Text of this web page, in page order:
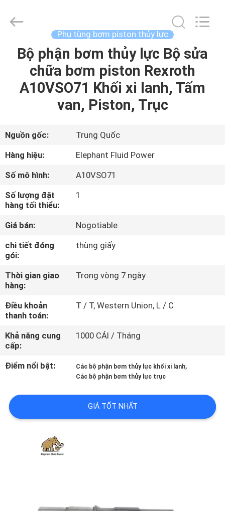
TRANG
PHẨM
VỀ
TÔI
QUAN
NHÀ
MÁY
KIỂM
SOÁT
CHẤT
LƯỢNG
LIÊN
HỆ
CHÚNG
Elephant
Reserved.
Phụ tùng bơm piston thủy lực
Bộ phận bơm thủy lực Bộ sửa
chữa bơm piston Rexroth
A10VSO71 Khối xi lanh, Tấm
van, Piston, Trục
Nguồn gốc:
Trung Quốc
Hàng hiệu:
Elephant Fluid Power
Số mô hình:
A10VSO71
Số lượng đặt
hàng tối thiểu:
1
Giá bán:
Nogotiable
chi tiết đóng
gói:
thùng giấy
Thời gian giao
hàng:
Trong vòng 7 ngày
Điều khoản
thanh toán:
T / T, Western Union, L / C
Khả năng cung
cấp:
1000 CÁI / Tháng
Điểm nổi bật: Các bộ phận bơm thủy lực khối xi lanh,
Các bộ phận bơm thủy lực trục
GIÁ TỐT NHẤT